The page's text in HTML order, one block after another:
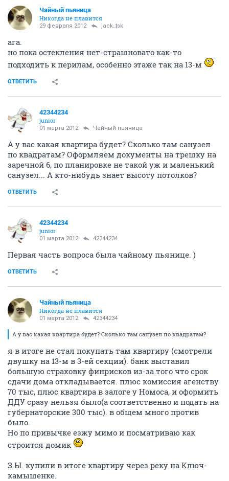
Чайный пьяница
Никогда не плавится
29 февраля 2012 jack_tsk
ага.
но пока остекления нет-страшновато как-то
подходить к перилам, особенно этаже так на 13-м
ОТВЕТИТЬ
42344234
junior
01 марта 2012 Чайный пьяница
А у вас какая квартира будет? Сколько там санузел
по квадратам? Оформляем документы на трешку на
заречной 6, по планировке не такой уж и маленький
санузел... А кто-нибудь знает высоту потолков?
ОТВЕТИТЬ
42344234
junior
01 марта 2012 42344234
Первая часть вопроса была чайному пьянице. )
ОТВЕТИТЬ
Чайный пьяница
Никогда не плавится
01 марта 2012 42344234
А у вас какая квартира будет? Сколько там санузел по квадратам?
я в итоге не стал покупать там квартиру (смотрели
двушку на 13-м в 3-ей секции). банк выставил
большую страховку финрисков из-за того что срок
сдачи дома откладывается. плюс комиссия агенству
70 тыс, плюс квартира в залоге у Номоса, и оформить
ДДУ сразу нельзя было(а соответственно и подать на
губернаторские 300 тыс). в общем много против
было.
Но по привычке езжу мимо и посматриваю как
строится домик
З.Ы. купили в итоге квартиру через реку на Ключ-
камышенке.